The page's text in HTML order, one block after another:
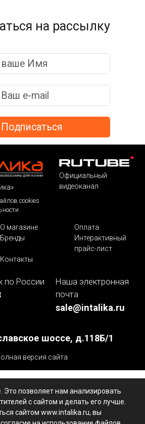
на рассылку
Это позволяет нам анализировать
с сайтом и делать его лучше.
сайтом www.intalika.ru, вы
cookies
Официальный
видеоканал
О магазине
Оплата
Бренды
Интерактивный
прайс-лист
Контакты
по России
Наша электронная
почта
sale@intalika.ru
шоссе, д.118Б/1
версия сайта